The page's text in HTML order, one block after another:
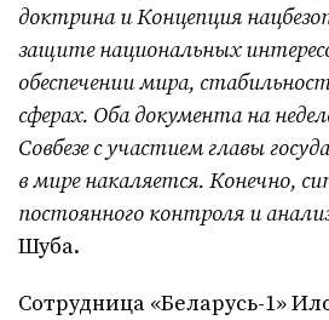
доктрина и Концепция
защите национальных
обеспечении мира,
сферах. Оба документа на
Совбезе с участием главы
в мире накаляется. Конечно,
постоянного контроля и
Шуба.
Сотрудница «Беларусь-1»